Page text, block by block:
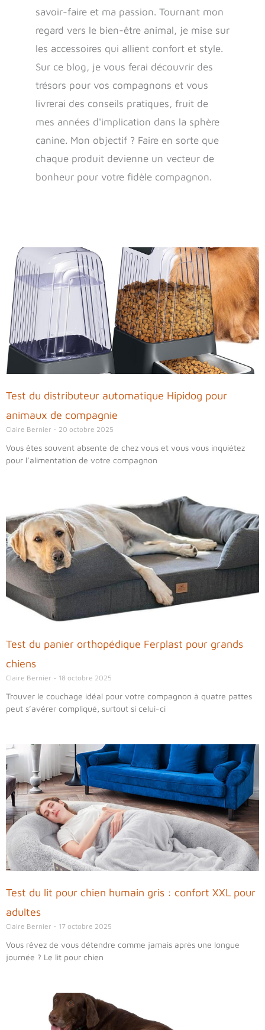
savoir-faire et ma passion. Tournant mon
regard vers le bien-être animal, je mise sur
les accessoires qui allient confort et style.
Sur ce blog, je vous ferai découvrir des
trésors pour vos compagnons et vous
livrerai des conseils pratiques, fruit de
mes années d'implication dans la sphère
canine. Mon objectif ? Faire en sorte que
chaque produit devienne un vecteur de
bonheur pour votre fidèle compagnon.
Test du distributeur automatique Hipidog pour
animaux de compagnie
Claire Bernier 20 octobre 2025
Vous êtes souvent absente de chez vous et vous vous inquiétez
pour l’alimentation de votre compagnon
Test du panier orthopédique Ferplast pour grands
chiens
Claire Bernier 18 octobre 2025
Trouver le couchage idéal pour votre compagnon à quatre pattes
peut s’avérer compliqué, surtout si celui-ci
Test du lit pour chien humain gris : confort XXL pour
adultes
Claire Bernier 17 octobre 2025
Vous rêvez de vous détendre comme jamais après une longue
journée ? Le lit pour chien